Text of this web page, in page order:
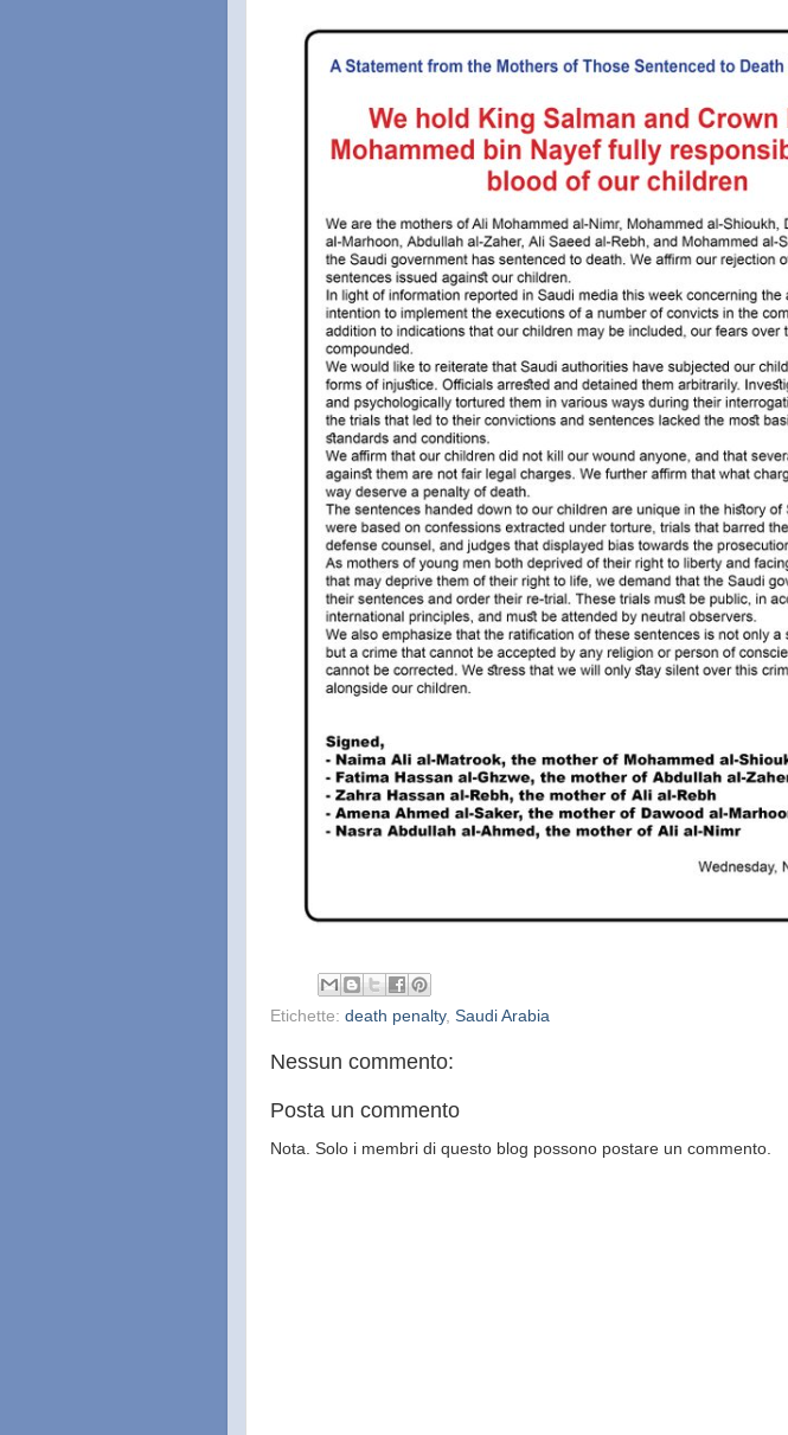
Etichette: death penalty, Saudi Arabia
Nessun commento:
Posta un commento
Nota. Solo i membri di questo blog possono postare un commento.